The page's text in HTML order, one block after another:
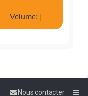
Nous contacter